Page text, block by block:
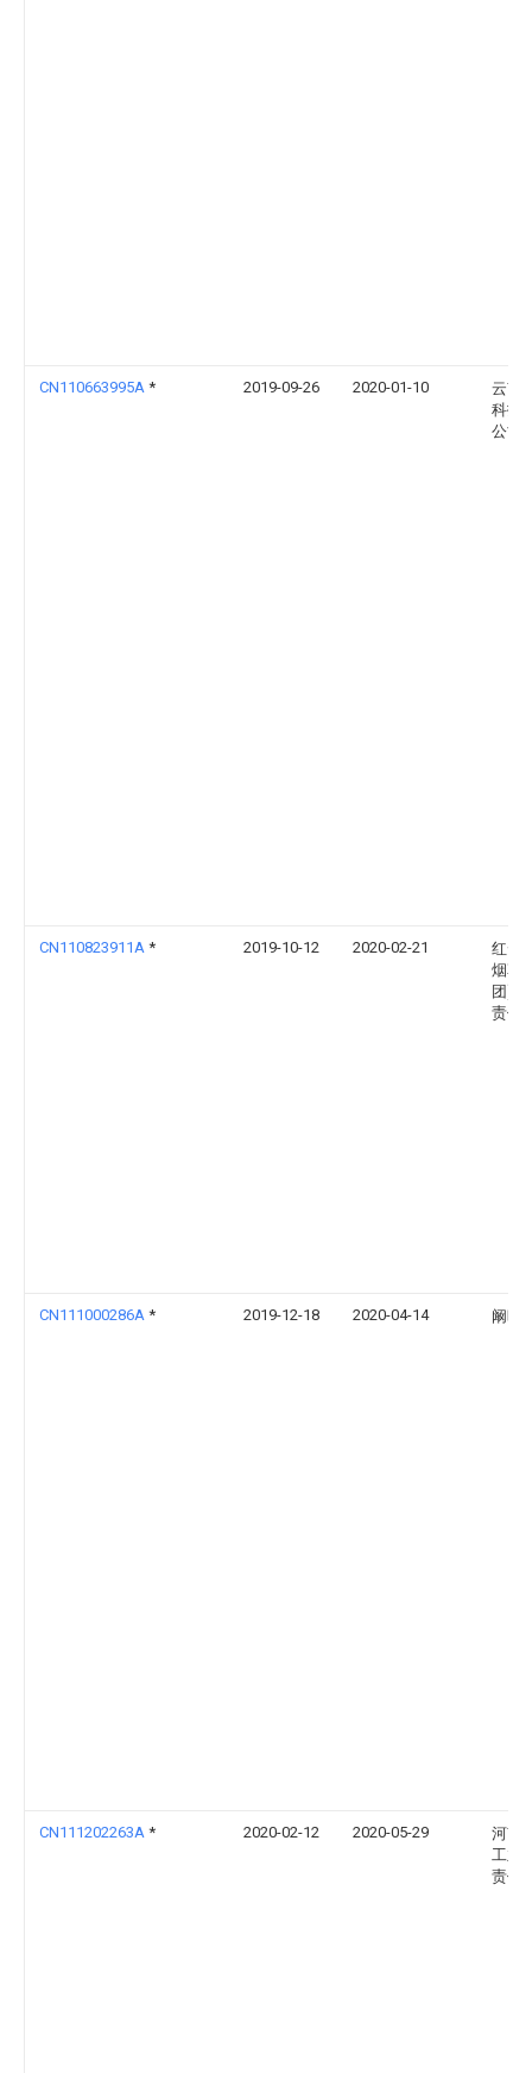
CN110663995A * 2019-09-26 2020-01-10
云南
科技
公司
CN110823911A * 2019-10-12 2020-02-21
红云
烟草(
团)有
责任
CN111000286A * 2019-12-18 2020-04-14 阚晖
CN111202263A * 2020-02-12 2020-05-29
河南
工业
责任